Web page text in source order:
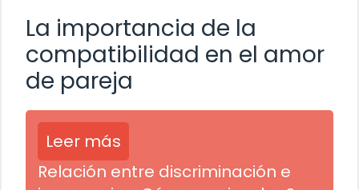
La importancia de la
compatibilidad en el amor
de pareja
Leer más
Relación entre discriminación e